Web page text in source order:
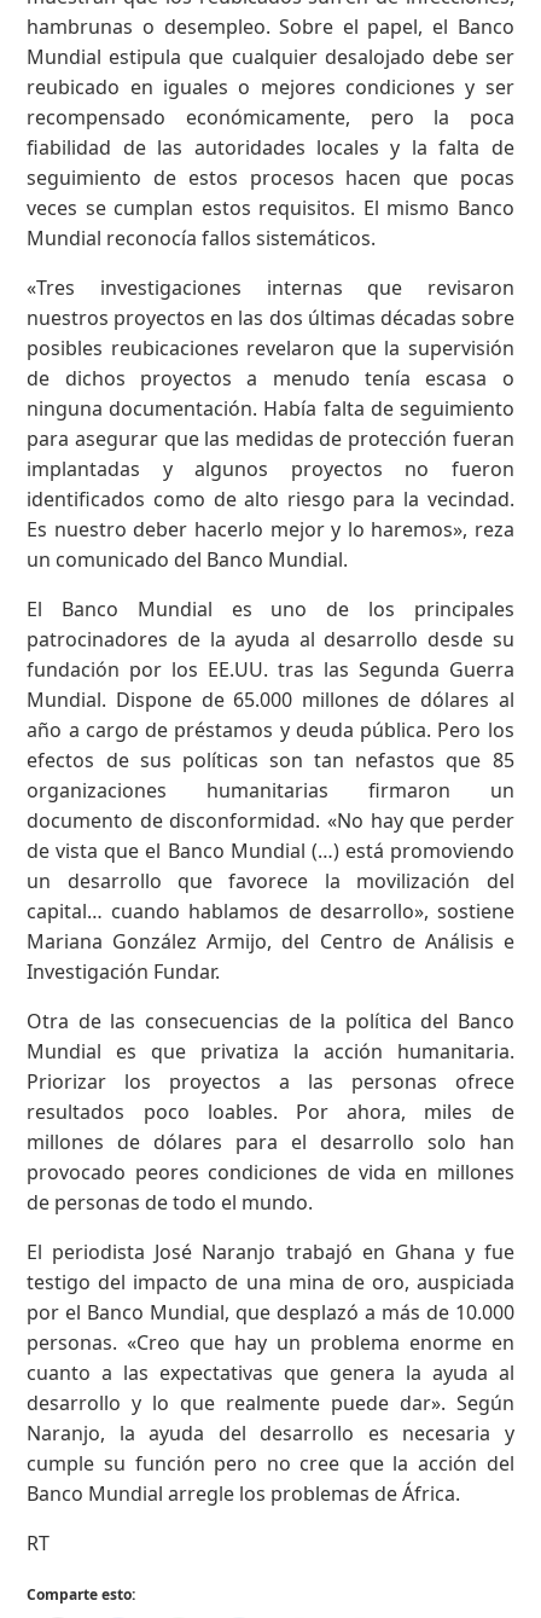
hambrunas o desempleo. Sobre el papel, el Banco
Mundial estipula que cualquier desalojado debe ser
reubicado en iguales o mejores condiciones y ser
recompensado económicamente, pero la poca
fiabilidad de las autoridades locales y la falta de
seguimiento de estos procesos hacen que pocas
veces se cumplan estos requisitos. El mismo Banco
Mundial reconocía fallos sistemáticos.
«Tres investigaciones internas que revisaron
nuestros proyectos en las dos últimas décadas sobre
posibles reubicaciones revelaron que la supervisión
de dichos proyectos a menudo tenía escasa o
ninguna documentación. Había falta de seguimiento
para asegurar que las medidas de protección fueran
implantadas y algunos proyectos no fueron
identificados como de alto riesgo para la vecindad.
Es nuestro deber hacerlo mejor y lo haremos», reza
un comunicado del Banco Mundial.
El Banco Mundial es uno de los principales
patrocinadores de la ayuda al desarrollo desde su
fundación por los EE.UU. tras las Segunda Guerra
Mundial. Dispone de 65.000 millones de dólares al
año a cargo de préstamos y deuda pública. Pero los
efectos de sus políticas son tan nefastos que 85
organizaciones humanitarias firmaron un
documento de disconformidad. «No hay que perder
de vista que el Banco Mundial (…) está promoviendo
un desarrollo que favorece la movilización del
capital… cuando hablamos de desarrollo», sostiene
Mariana González Armijo, del Centro de Análisis e
Investigación Fundar.
Otra de las consecuencias de la política del Banco
Mundial es que privatiza la acción humanitaria.
Priorizar los proyectos a las personas ofrece
resultados poco loables. Por ahora, miles de
millones de dólares para el desarrollo solo han
provocado peores condiciones de vida en millones
de personas de todo el mundo.
El periodista José Naranjo trabajó en Ghana y fue
testigo del impacto de una mina de oro, auspiciada
por el Banco Mundial, que desplazó a más de 10.000
personas. «Creo que hay un problema enorme en
cuanto a las expectativas que genera la ayuda al
desarrollo y lo que realmente puede dar». Según
Naranjo, la ayuda del desarrollo es necesaria y
cumple su función pero no cree que la acción del
Banco Mundial arregle los problemas de África.
RT
Comparte esto: